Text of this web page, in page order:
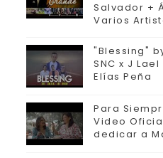
Salvador +
Varios
"Blessing"
SNC x J
Elías Peña
Para
Video
dedicar a